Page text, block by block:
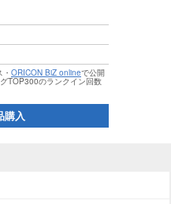
ORICON BiZ onlineで公開
TOP300のランクイン回数
購入